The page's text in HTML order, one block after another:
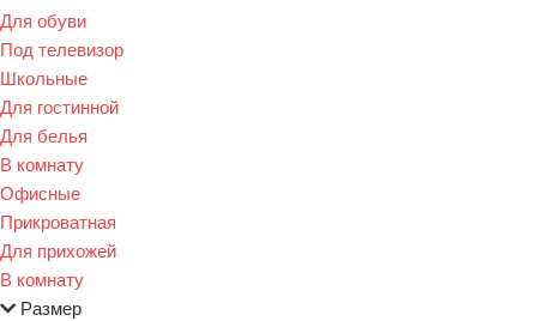
Для обуви
Под телевизор
Школьные
Для гостинной
Для белья
В комнату
Офисные
Прикроватная
Для прихожей
В комнату
Размер